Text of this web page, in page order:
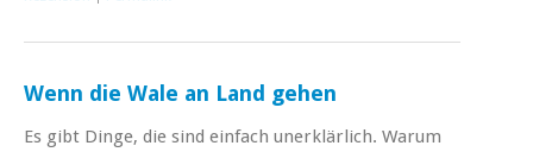
Wenn die Wale an Land gehen
Es gibt Dinge, die sind einfach unerklärlich. Warum